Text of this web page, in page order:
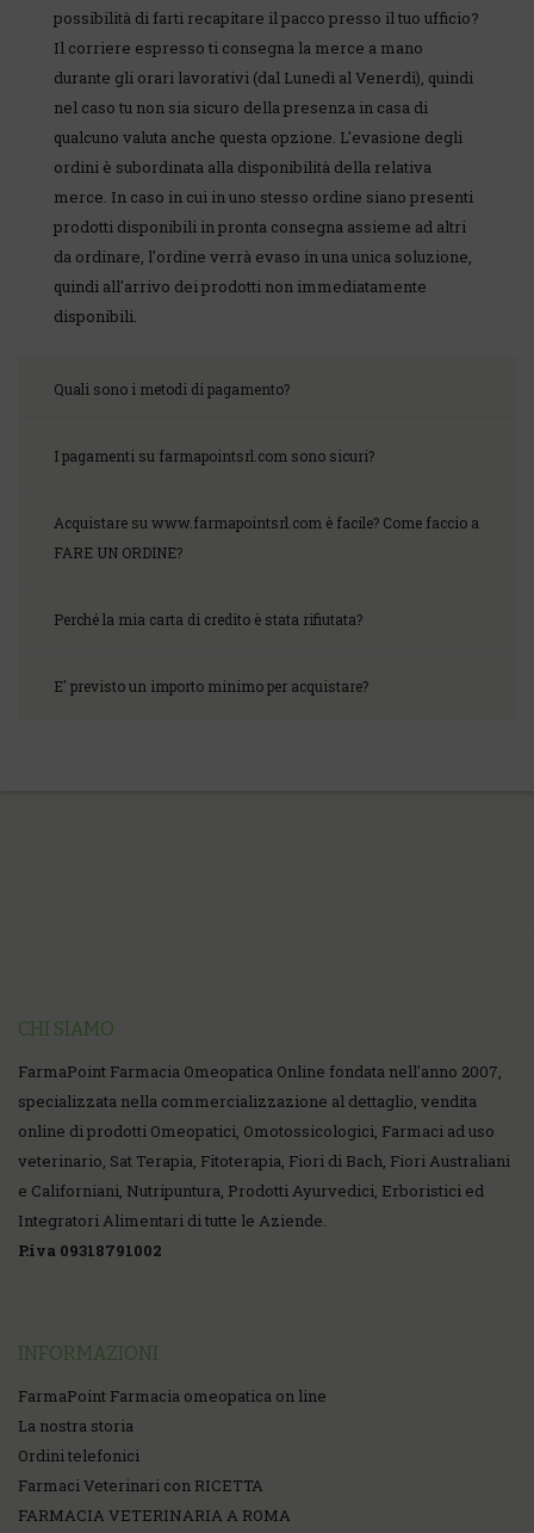
possibilità di farti recapitare il pacco presso il tuo ufficio?
Il corriere espresso ti consegna la merce a mano
durante gli orari lavorativi (dal Lunedì al Venerdì), quindi
nel caso tu non sia sicuro della presenza in casa di
qualcuno valuta anche questa opzione. L'evasione degli
ordini è subordinata alla disponibilità della relativa
merce. In caso in cui in uno stesso ordine siano presenti
prodotti disponibili in pronta consegna assieme ad altri
da ordinare, l'ordine verrà evaso in una unica soluzione,
quindi all'arrivo dei prodotti non immediatamente
disponibili.
Quali sono i metodi di pagamento?
I pagamenti su farmapointsrl.com sono sicuri?
Acquistare su www.farmapointsrl.com è facile? Come faccio a
FARE UN ORDINE?
Perché la mia carta di credito è stata rifiutata?
E' previsto un importo minimo per acquistare?
CHI SIAMO
FarmaPoint Farmacia Omeopatica Online fondata nell'anno 2007,
specializzata nella commercializzazione al dettaglio, vendita
online di prodotti Omeopatici, Omotossicologici, Farmaci ad uso
veterinario, Sat Terapia, Fitoterapia, Fiori di Bach, Fiori Australiani
e Californiani, Nutripuntura, Prodotti Ayurvedici, Erboristici ed
Integratori Alimentari di tutte le Aziende.
P.iva 09318791002
INFORMAZIONI
FarmaPoint Farmacia omeopatica on line
La nostra storia
Ordini telefonici
Farmaci Veterinari con RICETTA
FARMACIA VETERINARIA A ROMA